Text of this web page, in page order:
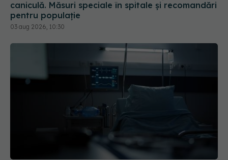
03 aug 2026, 10:30
PNRR: 174 de milioane de lei pentru sănătate într-
o singură săptămână. Ce spitale primesc bani